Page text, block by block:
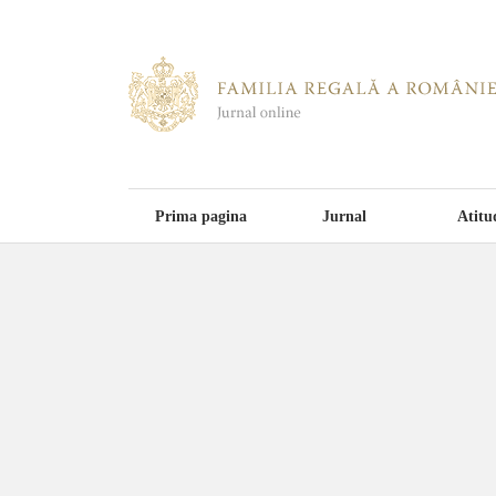
Prima pagina Jurnal